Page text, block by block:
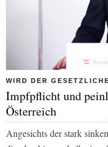
WIRD DER
Impfpflicht und
Österreich
Angesichts der stark